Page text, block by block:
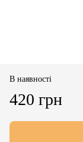
В наявності
420 грн